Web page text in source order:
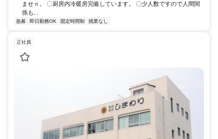
ませｎ。 〇厨房内冷暖房完備しています。 〇少人数ですので人間関
係も...
急募 即日勤務OK 固定時間制 残業なし
正社員